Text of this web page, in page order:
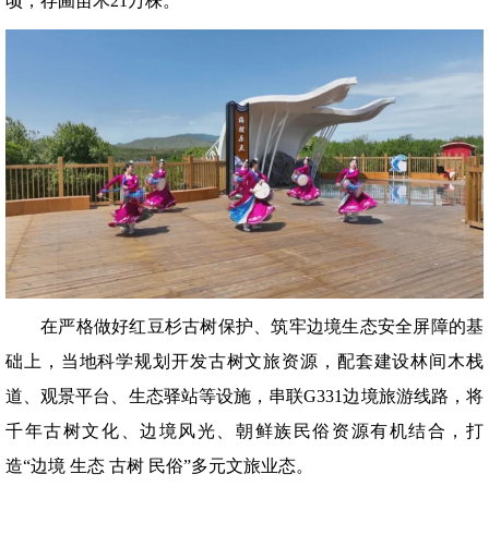
在严格做好红豆杉古树保护、筑牢边境生态安全屏障的基
础上，当地科学规划开发古树文旅资源，配套建设林间木栈
道、观景平台、生态驿站等设施，串联G331边境旅游线路，将
千年古树文化、边境风光、朝鲜族民俗资源有机结合，打
造“边境 生态 古树 民俗”多元文旅业态。